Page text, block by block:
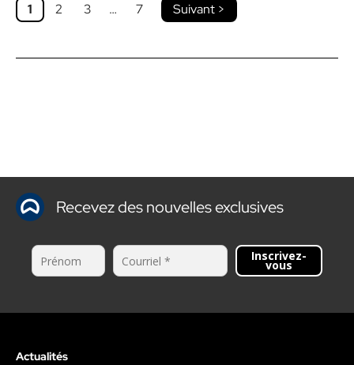
1 2 3 … 7 Suivant >
Recevez des nouvelles exclusives
Inscrivez-
vous
Actualités